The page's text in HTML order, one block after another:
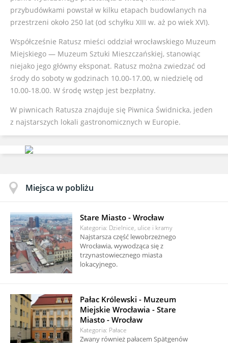
przybudówkami powstał w kilku etapach budowlanych na
przestrzeni około 250 lat (od schyłku XIII w. aż po wiek XVI).
Współcześnie Ratusz mieści oddział wrocławskiego Muzeum
Miejskiego — Muzeum Sztuki Mieszczańskiej, stanowiąc
niejako jego główny eksponat. Ratusz można zwiedzać od
środy do soboty w godzinach 10.00-17.00, w niedzielę od
10.00-18.00. W środę wstęp jest bezpłatny.
W piwnicach Ratusza znajduje się Piwnica Świdnicka, jeden
z najstarszych lokali gastronomicznych w Europie.
Miejsca w pobliżu
Stare Miasto - Wrocław
Kategoria: Dzielnice, ulice i kramy
Najstarsza część lewobrzeżnego
Wrocławia, wywodząca się z
trzynastowiecznego miasta
lokacyjnego.
Pałac Królewski - Muzeum
Miejskie Wrocławia - Stare
Miasto - Wrocław
Kategoria: Pałace
Zwany również pałacem Spätgenów